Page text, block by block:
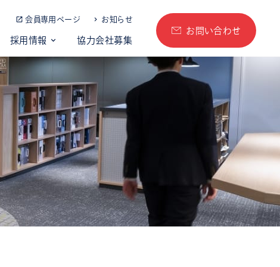
会員専用ページ お知らせ
採用情報 協力会社募集
お問い合わせ